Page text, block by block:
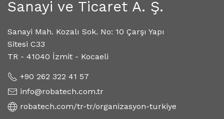
Sanayi ve Ticaret A. Ş.
Sanayi Mah. Kozalı Sok. No: 10 Çarşı Yapı
Sitesi C33
TR - 41040 İzmit - Kocaeli
+90 262 322 41 57
info@robatech.com.tr
robatech.com/tr-tr/organizasyon-turkiye